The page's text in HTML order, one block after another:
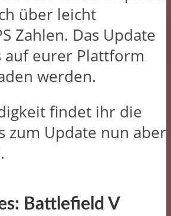
über leicht
Zahlen. Das Update
auf eurer Plattform
werden.
findet ihr die
zum Update nun aber
Battlefield V